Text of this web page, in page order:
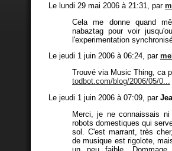
Le lundi 29 mai 2006 à 21:31, par
Cela me donne quand
nabaztag pour voir
l'experimentation
Le jeudi 1 juin 2006 à 06:24, par
Trouvé via Music Thing, ca
todbot.com/blog/2006/05/0...
Le jeudi 1 juin 2006 à 07:09, par
Merci, je ne connaissais
robots domestiques qui
sol. C'est marrant, très
de musique est rigolote,